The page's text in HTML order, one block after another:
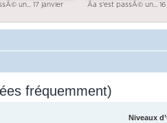
un... 17 janvier Ãa s'est passÃ© un...
fréquemment)
Niveaux